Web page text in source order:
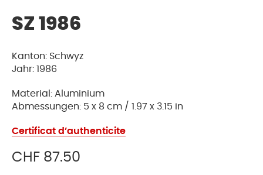
SZ 1986
Kanton: Schwyz
Jahr: 1986
Material: Aluminium
Abmessungen: 5 x 8 cm / 1.97 x 3.15 in
Certificat d’authenticite
CHF 87.50